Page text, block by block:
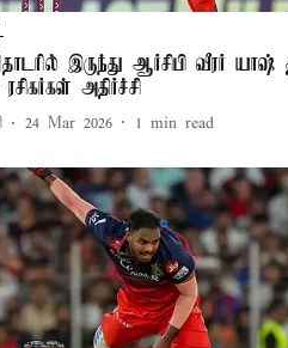
இருந்து ஆர்சிபி வீரர்
அதிர்ச்சி
24 Mar 2026 1 min read